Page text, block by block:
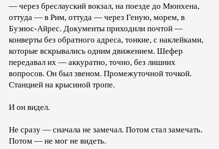
— через бреслауский вокзал, на поезде до Мюнхена,
оттуда — в Рим, оттуда — через Геную, морем, в
Буэнос-Айрес. Документы приходили почтой —
конверты без обратного адреса, тонкие, с наклейками,
которые вскрывались одним движением. Шефер
передавал их — аккуратно, точно, без лишних
вопросов. Он был звеном. Промежуточной точкой.
Станцией на крысиной тропе.
И он видел.
Не сразу — сначала не замечал. Потом стал замечать.
Потом — не мог не видеть.